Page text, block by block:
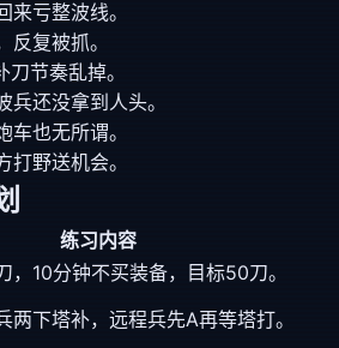
亏整波线。
复被抓。
节奏乱掉。
还没拿到人头。
也无所谓。
野送机会。
练习内容
，10分钟不买装备，目标50刀。
两下塔补，远程兵先A再等塔打。